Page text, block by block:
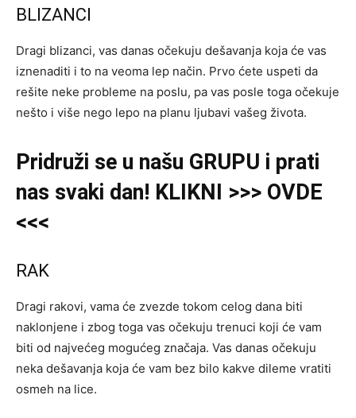
BLIZANCI
Dragi blizanci, vas danas očekuju dešavanja koja će vas
iznenaditi i to na veoma lep način. Prvo ćete uspeti da
rešite neke probleme na poslu, pa vas posle toga očekuje
nešto i više nego lepo na planu ljubavi vašeg života.
Pridruži se u našu GRUPU i prati
nas svaki dan! KLIKNI >>> OVDE
<<<
RAK
Dragi rakovi, vama će zvezde tokom celog dana biti
naklonjene i zbog toga vas očekuju trenuci koji će vam
biti od najvećeg mogućeg značaja. Vas danas očekuju
neka dešavanja koja će vam bez bilo kakve dileme vratiti
osmeh na lice.